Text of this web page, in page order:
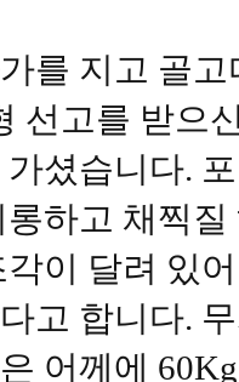
를 지고 골
선고를 받으
가셨습니다.
롱하고 채찍
각이 달려 있
고 합니다.
어께에